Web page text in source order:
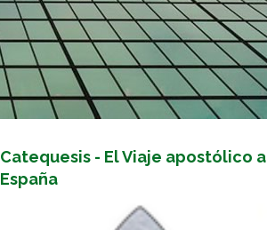
Catequesis - El Viaje apostólico a
España